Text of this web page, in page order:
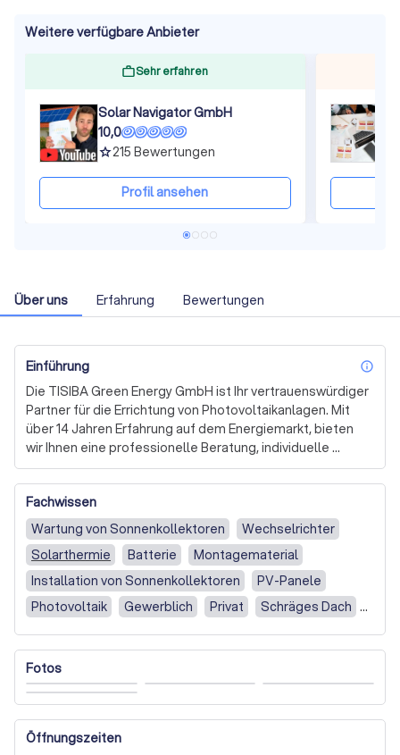
Weitere verfügbare Anbieter
Sehr erfahren
Solar Navigator GmbH
10,0
grade215 Bewertungen
Profil ansehen
Über uns Erfahrung Bewertungen
Einführung
Die TISIBA Green Energy GmbH ist Ihr vertrauenswürdiger
Partner für die Errichtung von Photovoltaikanlagen. Mit
über 14 Jahren Erfahrung auf dem Energiemarkt, bieten
wir Ihnen eine professionelle Beratung, individuelle
Planung und fachgerechte Installation Ihrer
maßgeschneiderten Photovoltaikanlage. Unser Anspruch
ist es, Ihnen ein "Rundum-sorglos-Paket" in den Bereichen
Stromerzeugung und Stromeinsparung anzubieten.
Unsere Stärken liegen in der individuellen Planung und
der schnellen, fachgerechten Montage von hochwertigen
Komponenten. Wir setzen auf Qualität und Sicherheit,
denn Ihre Zufriedenheit ist unser oberstes Ziel. Alle von
uns eingesetzten Photovoltaikkomponenten haben wir
selbst umfassend getestet und sind von deren Qualität
überzeugt.
Mit der Installation einer Photovoltaikanlage erhöhen Sie
Ihre Unabhängigkeit von Stromlieferanten und leisten
einen wichtigen Beitrag zur Energiewende. Durch den
Fachwissen
Wartung von Sonnenkollektoren
Wechselrichter
Solarthermie
Batterie
Montagematerial
Installation von Sonnenkollektoren
PV-Panele
Photovoltaik
Gewerblich Privat
Schräges Dach
Flachdach oder Dachgaube
Stromspeicher
Balkonkraftwerk
Nur Installation einer Solaranlage, Stromspeicher oder
Solarthermie
Photovoltaik-Anlage
Fotos
Öffnungszeiten